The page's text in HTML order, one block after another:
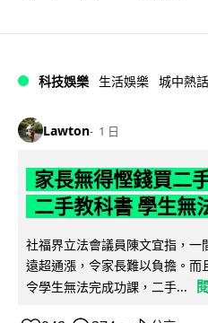
科技娛樂 生活娛樂 城中熱話
Lawton 1 日
家長無得慳錢買二
二手教科書 學生無
社福界立法會議員陳文宜指，
遠超通漲，令家長難以負擔。而
令學生無法完成功課，二手...